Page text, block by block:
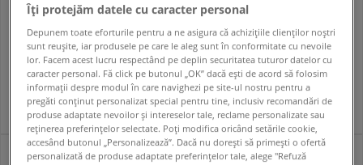
TIMBERLAND STONE STREET
femei
604,99 RON
879,99 RON
614,99 RON - cel mai mic preț
TIMBERLAND STONE STREET
femei
604,99 RON
879,99 RON
614,99 RON
- cel mai mic preț
Îți protejăm datele cu caracter personal
Depunem toate eforturile pentru a ne asigura că achizițiile clienților noștri
sunt reușite, iar produsele pe care le aleg sunt în conformitate cu nevoile
lor. Facem acest lucru respectând pe deplin securitatea tuturor datelor cu
caracter personal. Fă click pe butonul „OK” dacă ești de acord să folosim
informații despre modul în care navighezi pe site-ul nostru pentru a
pregăti conținut personalizat special pentru tine, inclusiv recomandări de
produse adaptate nevoilor și intereselor tale, reclame personalizate sau
reținerea preferințelor selectate. Poți modifica oricând setările cookie,
accesând butonul „Personalizează”. Dacă nu dorești să primești o ofertă
personalizată de produse adaptate preferințelor tale, alege "Refuză